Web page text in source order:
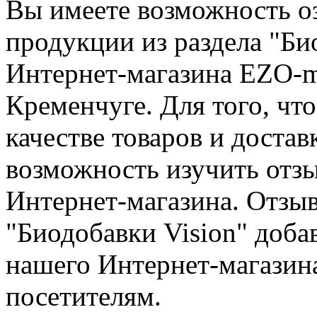
Вы имеете возможность
продукции из раздела
Интернет-магазина EZO-
Кременчуге. Для того,
качестве товаров и
возможность изучить
Интернет-магазина.
"Биодобавки Vision"
нашего Интернет-
посетителям.